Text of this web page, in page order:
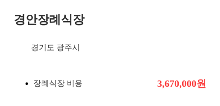
경안장례식장장례비용
경기도 광주시
장례식장 비용 3,670,000원